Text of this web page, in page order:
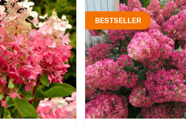
BESTSELLER